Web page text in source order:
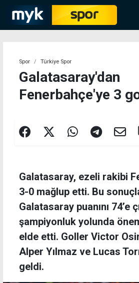
Spor Türkiye Spor
Galatasaray'dan
Fenerbahçe'ye 3
Galatasaray, ezeli rakibi
3-0 mağlup etti. Bu
Galatasaray puanını 74’e
şampiyonluk yolunda
elde etti. Goller Victor
Alper Yılmaz ve Lucas
geldi.